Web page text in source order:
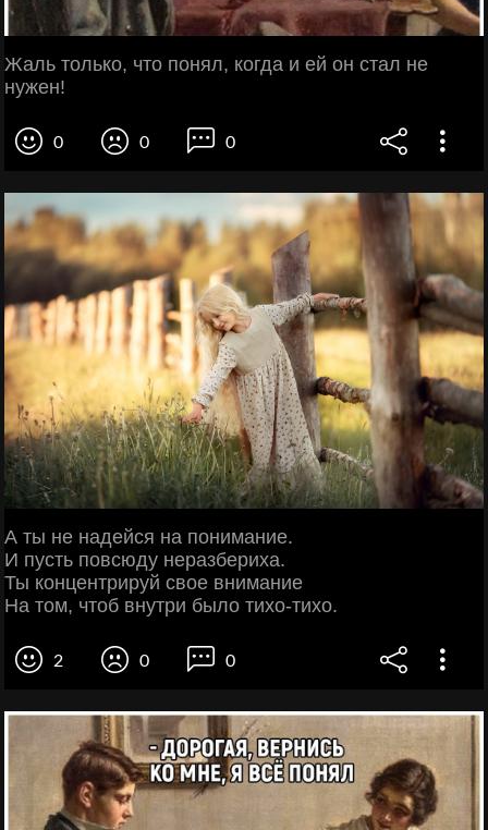
Жаль только, что понял, когда и ей он стал не
нужен!
0 0 0
А ты не надейся на понимание.
И пусть повсюду неразбериха.
Ты концентрируй свое внимание
На том, чтоб внутри было тихо-тихо.
2 0 0